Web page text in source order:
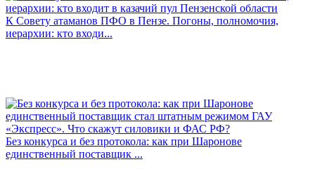
К Совету атаманов ПФО в Пензе. Погоны, полномочия,
иерархии: кто входи...
Без конкурса и без протокола: как при Шаронове
единственный поставщик ...